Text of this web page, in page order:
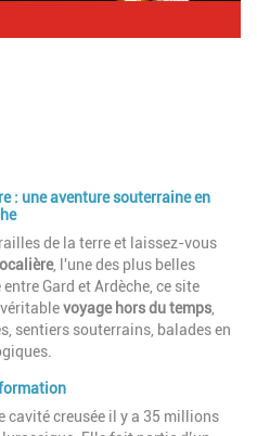
: une aventure souterraine en
de la terre et laissez-vous
, l'une des plus belles
Gard et Ardèche, ce site
voyage hors du temps
sentiers souterrains, balades en
cavité creusée il y a 35 millions